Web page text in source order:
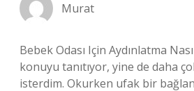
Murat
Bebek Odası Için Aydınlatma
konuyu tanıtıyor, yine de daha
isterdim. Okurken ufak bir